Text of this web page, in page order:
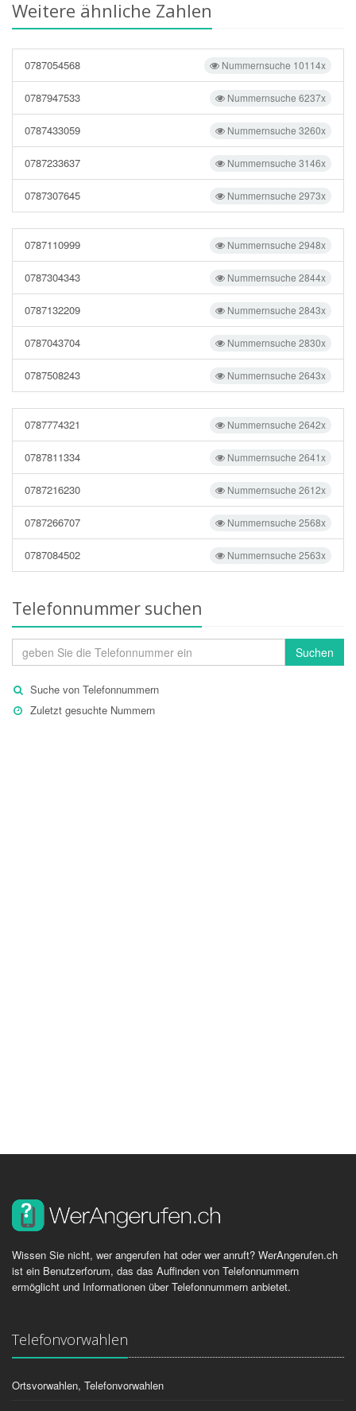
Weitere ähnliche Zahlen
Nummernsuche 10114x
0787054568
Nummernsuche 6237x
0787947533
Nummernsuche 3260x
0787433059
Nummernsuche 3146x
0787233637
Nummernsuche 2973x
0787307645
Nummernsuche 2948x
0787110999
Nummernsuche 2844x
0787304343
Nummernsuche 2843x
0787132209
Nummernsuche 2830x
0787043704
Nummernsuche 2643x
0787508243
Nummernsuche 2642x
0787774321
Nummernsuche 2641x
0787811334
Nummernsuche 2612x
0787216230
Nummernsuche 2568x
0787266707
Nummernsuche 2563x
0787084502
Telefonnummer suchen
Suchen
Suche von Telefonnummern
Zuletzt gesuchte Nummern
Wissen Sie nicht, wer angerufen hat oder wer anruft? WerAngerufen.ch
ist ein Benutzerforum, das das Auffinden von Telefonnummern
ermöglicht und Informationen über Telefonnummern anbietet.
Telefonvorwahlen
Ortsvorwahlen, Telefonvorwahlen